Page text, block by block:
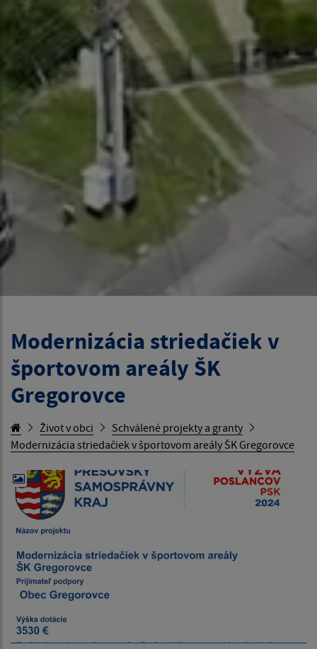
Modernizácia striedačiek v
športovom areály ŠK
Gregorovce
Život v obci
Schválené projekty a granty
Modernizácia striedačiek v športovom areály ŠK Gregorovce